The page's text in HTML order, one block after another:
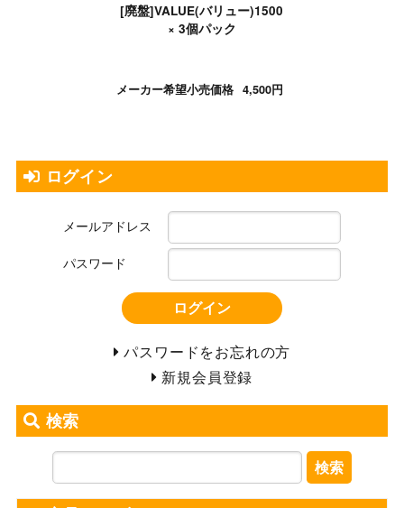
[廃盤]VALUE(バリュー)1500
× 3個パック
メーカー希望小売価格 4,500円
ログイン
メールアドレス
パスワード
ログイン
パスワードをお忘れの方
新規会員登録
検索
検索